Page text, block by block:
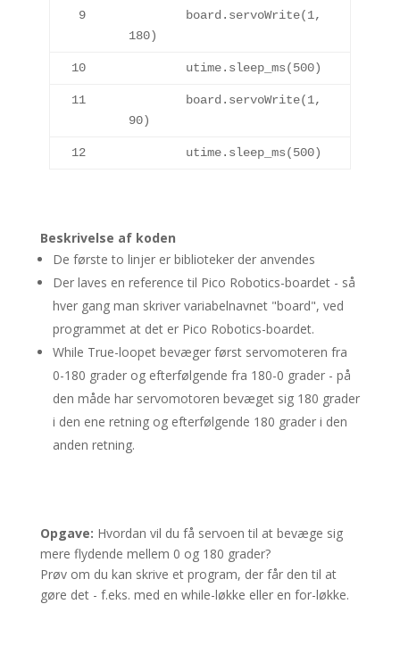
9
	board.
servoWrite(1
180)
10
	utime.
sleep_ms(500)
11
	board.
servoWrite(1
90)
12
	utime.
sleep_ms(500)
Beskrivelse af koden
De første to linjer er biblioteker der anvendes
Der laves en reference til Pico Robotics-boardet - så
hver gang man skriver variabelnavnet "board", ved
programmet at det er Pico Robotics-boardet.
While True-loopet bevæger først servomoteren fra
0-180 grader og efterfølgende fra 180-0 grader - på
den måde har servomotoren bevæget sig 180 grader
i den ene retning og efterfølgende 180 grader i den
anden retning.
Opgave: Hvordan vil du få servoen til at bevæge sig
mere flydende mellem 0 og 180 grader?
Prøv om du kan skrive et program, der får den til at
gøre det - f.eks. med en while-løkke eller en for-løkke.